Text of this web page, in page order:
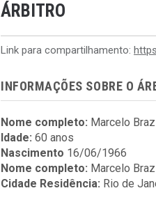
ÁRBITRO
Link para compartilhamento:
INFORMAÇÕES SOBRE O
Nome completo: Marcelo
Idade: 60 anos
Nascimento 16/06/1966
Nome completo: Marcelo
Cidade Residência: Rio de